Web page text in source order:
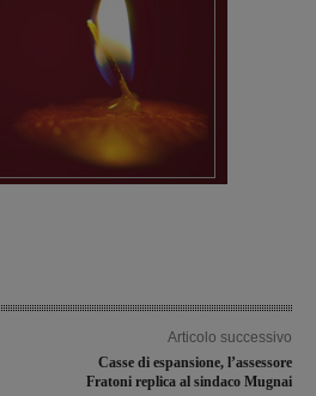
Articolo successivo
Casse di espansione, l’assessore
Fratoni replica al sindaco Mugnai